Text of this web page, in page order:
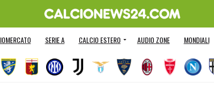
SERIE A CALCIO ESTERO AUDIO ZONE MONDIALI